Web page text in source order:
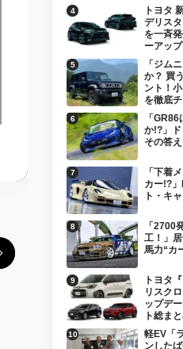
トヨタ
デリス
を一斉
ーアッ
「ジム
か？ 買
ント！
を徹底
「
か!?」ド
その答え
「下着
カー!?
ト・キ
「2700
工！」
馬力“カ
トヨタ
リスク
ップデ
ト総ま
軽EV「
ンした